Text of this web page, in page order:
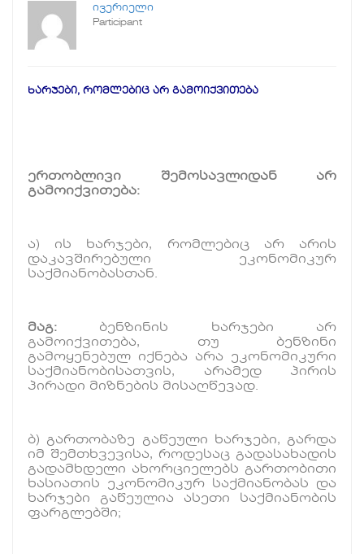
ივერიელი
Participant
ხარჯები, რომლებიც არ გამოიქვითება
ერთობლივი შემოსავლიდან
არ
გამოიქვითება:
ა) ის ხარჯები, რომლებიც არ არის
დაკავშირებული ეკონომიკურ
საქმიანობასთან.
მაგ: ბენზინის ხარჯები არ
გამოიქვითება, თუ ბენზინი
გამოყენებულ იქნება არა ეკონომიკური
საქმიანობისათვის, არამედ პირის
პირადი მიზნების მისაღწევად.
ბ) გართობაზე გაწეული ხარჯები, გარდა
იმ შემთხვევისა, როდესაც გადასახადის
გადამხდელი ახორციელებს გართობითი
ხასიათის ეკონომიკურ საქმიანობას და
ხარჯები გაწეულია ასეთი საქმიანობის
ფარგლებში;